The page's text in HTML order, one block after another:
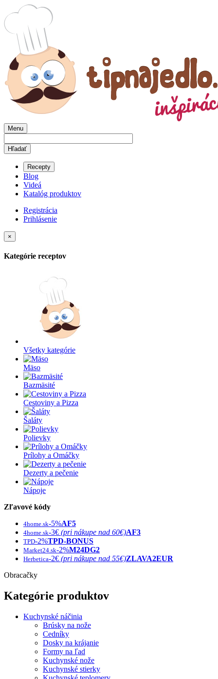
Menu
Recepty
Blog
Videá
Katalóg produktov
Registrácia
Prihlásenie
×
Kategórie receptov
Všetky kategórie
Mäso
Bazmäsité
Cestoviny a Pizza
Šaláty
Polievky
Prílohy a Omáčky
Dezerty a pečenie
Nápoje
Zľavové kódy
4home.sk-5%AF5
4home.sk-3€ (pri nákupe nad 60€)AF3
TPD-2%TPD-BONUS
Market24.sk-2%M24DG2
Herbetica-2€ (pri nákupe nad 55€)ZLAVA2EUR
Obracačky
Kategórie produktov
Kuchynské náčinia
Brúsky na nože
Cedníky
Dosky na krájanie
Formy na ľad
Kuchynské nože
Kuchynské stierky